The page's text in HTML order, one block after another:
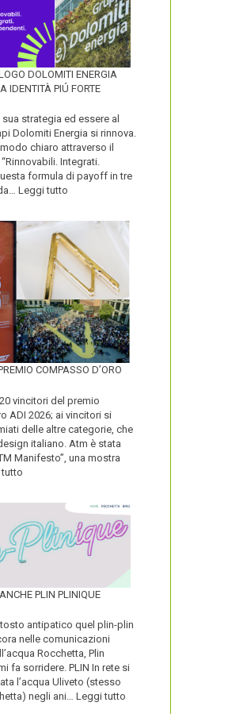
DOLOMITI ENERGIA
IDENTITÀ PIÚ FORTE
strategia ed essere al
Dolomiti Energia si rinnova.
chiaro attraverso il
Integrati.
formula di payoff in tre
Leggi tutto
LOGO
DOLOMITI
ENERGIA
MOSTRA
LA
SUA
IDENTITÀ
PIÚ
FORTE
COMPASSO D’ORO
vincitori del premio
ADI 2026; ai vincitori si
delle altre categorie, che
italiano. Atm è stata
Manifesto”, una mostra
PREMIO
COMPASSO
D’ORO
PLIN PLINIQUE
antipatico quel plin-plin
nelle comunicazioni
Rocchetta, Plin
fa sorridere. PLIN In rete si
l’acqua Uliveto (stesso
negli ani… Leggi tutto